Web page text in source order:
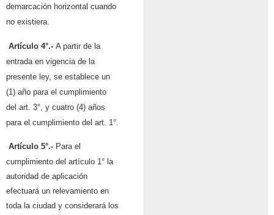
demarcación horizontal cuando
no existiera.
Artículo 4°.- A partir de la
entrada en vigencia de la
presente ley, se establece un
(1) año para el cumplimiento
del art. 3°, y cuatro (4) años
para el cumplimiento del art. 1°.
Artículo 5°.- Para el
cumplimiento del artículo 1° la
autoridad de aplicación
efectuará un relevamiento en
toda la ciudad y considerará los